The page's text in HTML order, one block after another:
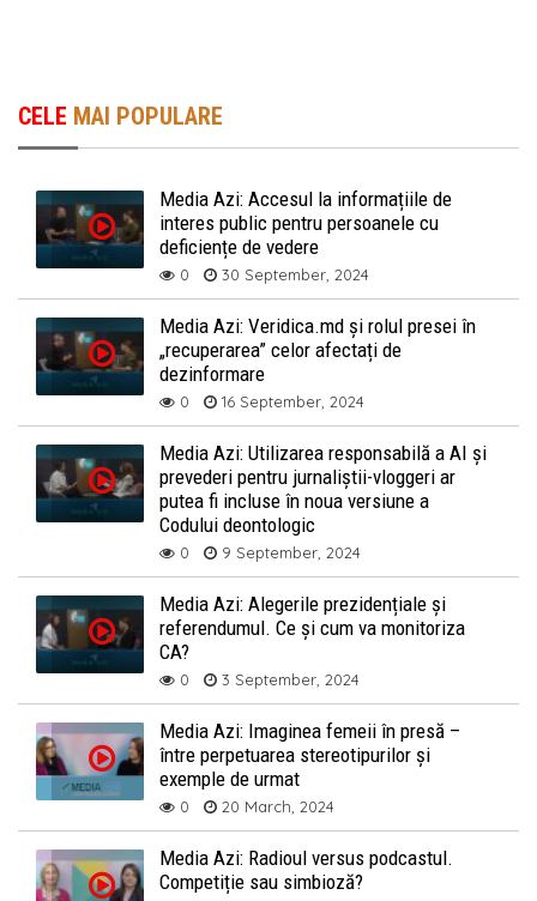
CELE MAI POPULARE
Media Azi: Accesul la informațiile de
interes public pentru persoanele cu
deficiențe de vedere
0 30 September, 2024
Media Azi: Veridica.md și rolul presei în
„recuperarea” celor afectați de
dezinformare
0 16 September, 2024
Media Azi: Utilizarea responsabilă a AI și
prevederi pentru jurnaliștii-vloggeri ar
putea fi incluse în noua versiune a
Codului deontologic
0 9 September, 2024
Media Azi: Alegerile prezidențiale și
referendumul. Ce și cum va monitoriza
CA?
0 3 September, 2024
Media Azi: Imaginea femeii în presă –
între perpetuarea stereotipurilor și
exemple de urmat
0 20 March, 2024
Media Azi: Radioul versus podcastul.
Competiție sau simbioză?